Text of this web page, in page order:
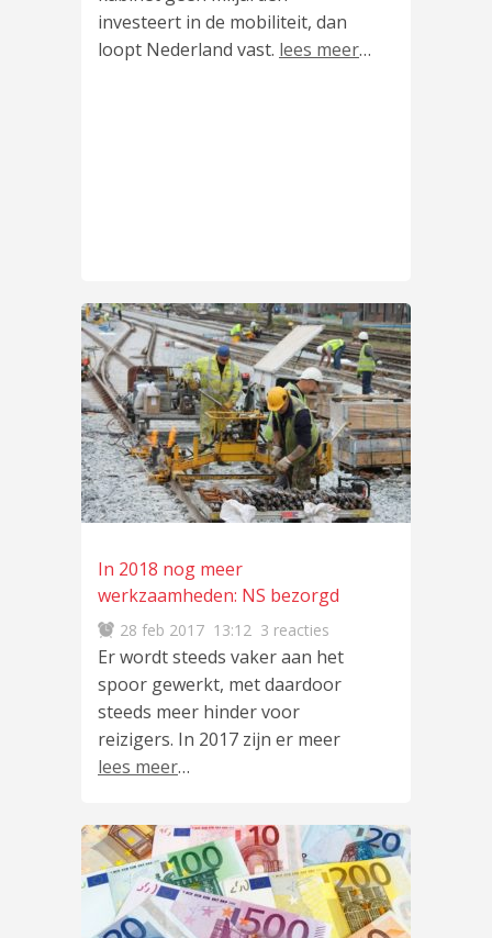
investeert in de mobiliteit, dan
loopt Nederland vast. lees meer…
In 2018 nog meer
werkzaamheden: NS bezorgd
28 feb 2017 13:12 3 reacties
Er wordt steeds vaker aan het
spoor gewerkt, met daardoor
steeds meer hinder voor
reizigers. In 2017 zijn er meer
lees meer…